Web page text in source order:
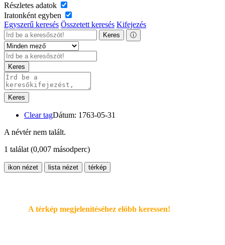
Részletes adatok
Iratonként egyben
Egyszerű keresés Összetett keresés Kifejezés
Keres ⓘ
Keres
Keres
Clear tagDátum: 1763-05-31
A névtér nem talált.
1 találat (0,007 másodperc)
ikon nézet lista nézet térkép
A térkép megjelenítéséhez elöbb keressen!